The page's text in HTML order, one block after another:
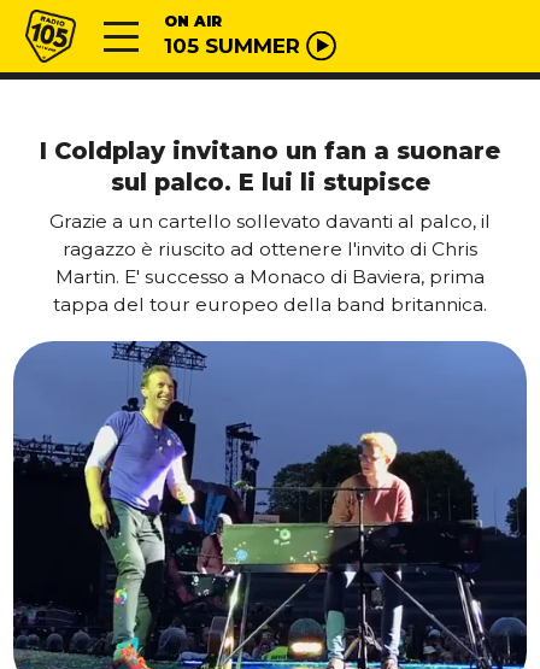
Vai al contenuto
Radio 105 ON AIR
105 SUMMER
I Coldplay invitano un fan a suonare
sul palco. E lui li stupisce
Grazie a un cartello sollevato davanti al palco, il
ragazzo è riuscito ad ottenere l'invito di Chris
Martin. E' successo a Monaco di Baviera, prima
tappa del tour europeo della band britannica.